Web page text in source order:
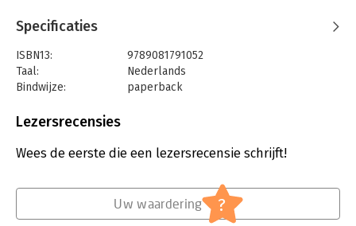
Specificaties
ISBN13:
9789081791052
Taal:
Nederlands
Bindwijze:
paperback
Druk:
Lezersrecensies
Wees de eerste die een lezersrecensie schrijft!
Uw waardering ?